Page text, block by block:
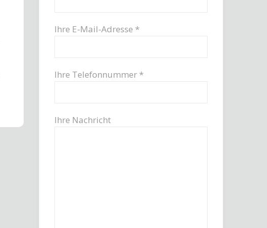
Ihre E-Mail-Adresse *
Ihre Telefonnummer *
Ihre Nachricht